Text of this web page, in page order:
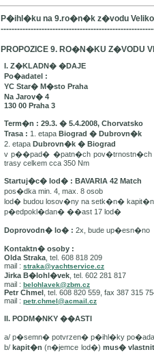
P�ihl�ku na 9.ro�n�k z�vodu
PROPOZICE 9. RO�N�KU Z�VODU
I. Z�KLADN� �DAJE
Po�adatel :
YC Star� M�sto Praha
Na Jarov� 4
130 00 Praha 3
Term�n : 29.3. � 5.4.2008, Chorvatsko
Trasa : 1. etapa Biograd � Dubrovn�k
2. etapa Dubrovn�k � Biograd
v p��pad� �patn�ch pov�trnostn�ch
trasy celkem cca 350 Nm
Startuj�c� lod� : BAVARIA 42 Match
pos�dka min. 4, max. 8 osob
lod� budou losov�ny na setk�n�
p�edpokl�dan� ��ast 17 lod�
Doprovodn� lo� : 2x, bude up�esn�no
Kontaktn� osoby :
Olda Straka , tel. 608 818 209
mail : straka@yachtservice.cz
Jirka B�lohl�vek , tel. 602 281 817
mail : belohlavek@zbm.cz
Petr Chmel , tel. 608 820 559, fax 387 315
mail : petr.chmel@acmail.cz
II. PODM�NKY ��ASTI
a/ p�semn� potvrzen� p�ihl�ky
b/kapit�n(n�jemce lod�) mus�